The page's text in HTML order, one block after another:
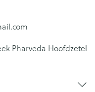
Pharveda Hoofdzetel